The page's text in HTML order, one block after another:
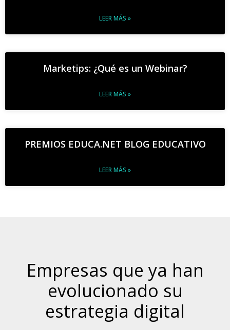
LEER MÁS »
Marketips: ¿Qué es un Webinar?
LEER MÁS »
PREMIOS EDUCA.NET BLOG EDUCATIVO
LEER MÁS »
Empresas que ya han
evolucionado su
estrategia digital